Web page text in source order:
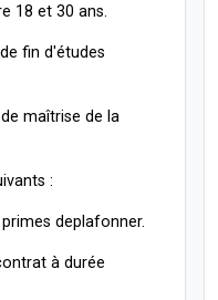
18 et 30 ans.
fin d'études
maîtrise de la
:
deplafonner.
à durée